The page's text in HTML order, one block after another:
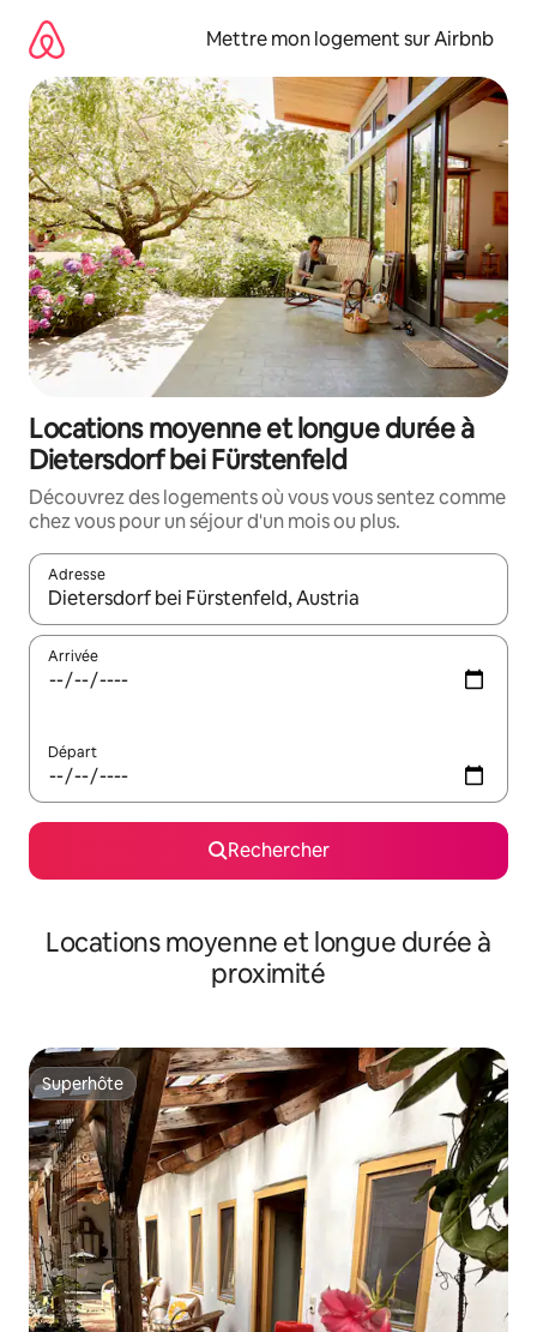
directement
contenu
Mettre mon logement sur Airbnb
Locations moyenne et longue durée à
Dietersdorf bei Fürstenfeld
Découvrez des logements où vous vous sentez comme
chez vous pour un séjour d'un mois ou plus.
Adresse
Lorsque les résultats s'affichent, utilisez les flèches vers le
Arrivée
Départ
Rechercher
Locations moyenne et longue durée à
proximité
Superhôte
Superhôte